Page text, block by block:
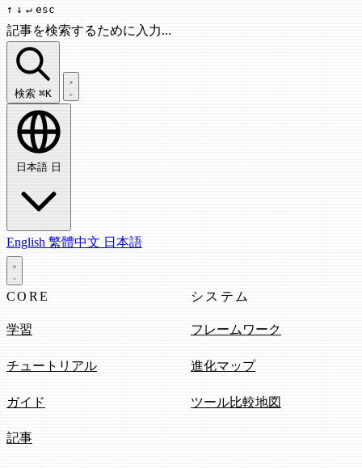
↑ ↓ ↵ esc
記事を検索するために入力...
記事を検索...
検索 ⌘K
日本語 日
English 繁體中文 日本語
CORE
学習
チュートリアル
ガイド
記事
システム
フレームワーク
進化マップ
ツール比較地図